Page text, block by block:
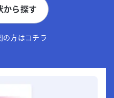
から探す
の方はコチラ